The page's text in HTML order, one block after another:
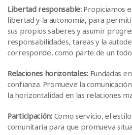
Libertad responsable:Propiciamos
libertad y la autonomía, para
sus propios saberes y asumir
responsabilidades, tareas y la
corresponde, como parte de un
Relaciones horizontales:Fundadas
confianza. Promueve la
la horizontalidad en las relaciones
Participación:Como servicio, el
comunitaria para que promueva